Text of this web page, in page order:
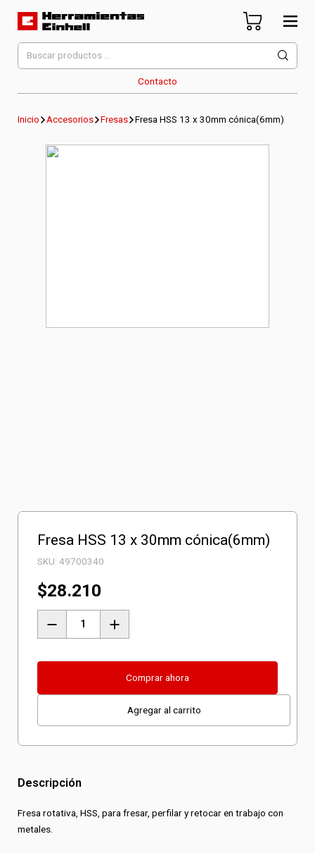
Herramientas Einhell
Distribuidor Oficial
Contacto
Buscar
por:
Inicio Accesorios Fresas Fresa HSS 13 x 30mm cónica(6mm)
Fresa HSS 13 x 30mm cónica(6mm)
SKU:49700340
$28.210
HSS
30mm
Comprar ahora
Agregar al carrito
Descripción
Fresa rotativa, HSS, para fresar, perfilar y retocar en trabajo con
metales.